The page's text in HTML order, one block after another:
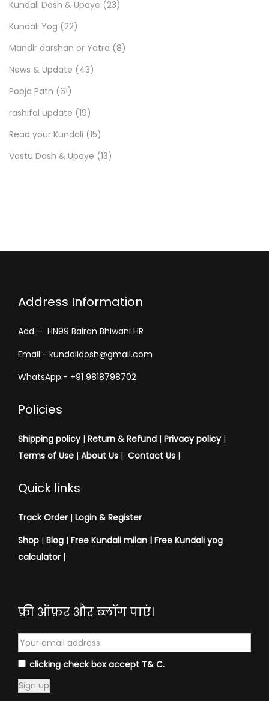
Kundali Dosh & Upaye (23)
Kundali Yog (22)
Mandir darshan or Yatra (8)
News & Update (43)
Pooja Path (61)
rashifal update (19)
Read your Kundali (15)
Vastu Dosh & Upaye (13)
Address Information
Add.:- HN99 Bairan Bhiwani HR
Email:- kundalidosh@gmail.com
WhatsApp:- +91 9818798702
Policies
Shipping policy| Return & Refund | Privacy policy|
Terms of Use | About Us | Contact Us |
Quick links
Track Order | Login & Register
Shop | Blog | Free Kundali milan | Free Kundali yog
calculator |
फ्री ऑफ़र और ब्लॉग पाएं।
clicking check box accept T& C.